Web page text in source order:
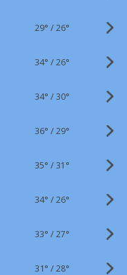
29° /26°
34° /26°
34° /30°
36° /29°
35° /31°
34° /26°
33° /27°
31° /28°